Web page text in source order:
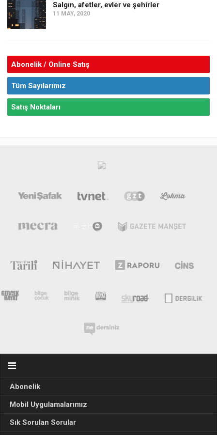
Salgın, afetler, evler ve şehirler
11 MAY, 2020
Abonelik / Online Satış
Tüm Sayılarımız
Satış Noktaları
Abonelik
Mobil Uygulamalarımız
Sık Sorulan Sorular